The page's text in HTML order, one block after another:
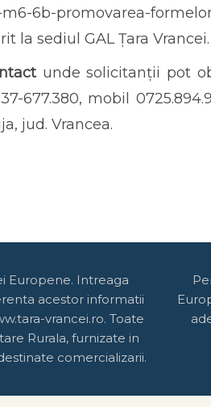
6b-promovarea-
la sediul GAL Țara Vrancei.
unde solicitanții pot
677.380, mobil
jud. Vrancea.
Europene. Intreaga
acestor informatii
vrancei.ro. Toate
Rurala, furnizate in
comercializarii.